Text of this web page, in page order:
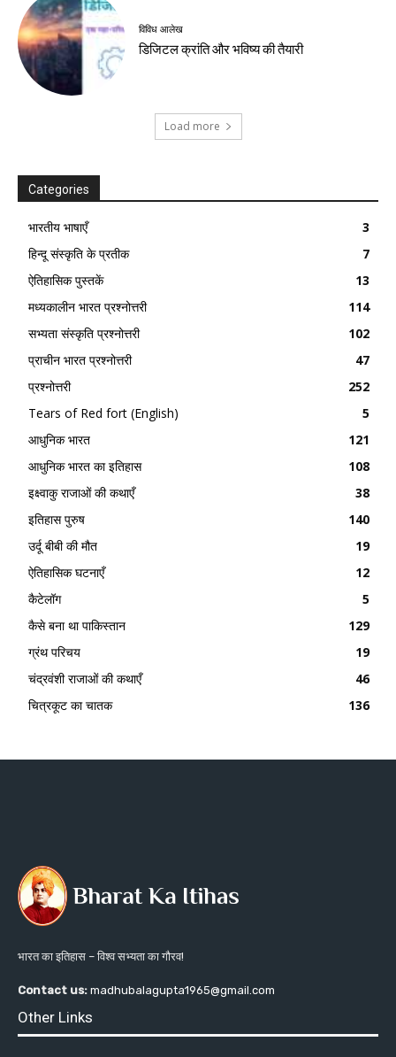
विविध आलेख
डिजिटल क्रांति और भविष्य की तैयारी
Load more
Categories
भारतीय भाषाएँ
3
हिन्दू संस्कृति के प्रतीक
7
ऐतिहासिक पुस्तकें
13
मध्यकालीन भारत प्रश्नोत्तरी
114
सभ्यता संस्कृति प्रश्नोत्तरी
102
प्राचीन भारत प्रश्नोत्तरी
47
प्रश्नोत्तरी
252
Tears of Red fort (English)
5
आधुनिक भारत
121
आधुनिक भारत का इतिहास
108
इक्ष्वाकु राजाओं की कथाएँ
38
इतिहास पुरुष
140
उर्दू बीबी की मौत
19
ऐतिहासिक घटनाएँ
12
कैटेलॉग
5
कैसे बना था पाकिस्तान
129
ग्रंथ परिचय
19
चंद्रवंशी राजाओं की कथाएँ
46
चित्रकूट का चातक
136
भारत का इतिहास – विश्व सभ्यता का गौरव!
Contact us: madhubalagupta1965@gmail.com
Other Links